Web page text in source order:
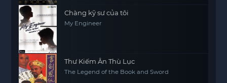
Chàng kỹ sư của tôi
My Engineer
Thư Kiếm Ân Thù Lục
The Legend of the Book and Sword